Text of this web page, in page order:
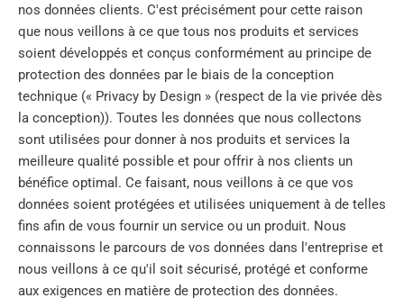
nos données clients. C'est précisément pour cette raison
que nous veillons à ce que tous nos produits et services
soient développés et conçus conformément au principe de
protection des données par le biais de la conception
technique (« Privacy by Design » (respect de la vie privée dès
la conception)). Toutes les données que nous collectons
sont utilisées pour donner à nos produits et services la
meilleure qualité possible et pour offrir à nos clients un
bénéfice optimal. Ce faisant, nous veillons à ce que vos
données soient protégées et utilisées uniquement à de telles
fins afin de vous fournir un service ou un produit. Nous
connaissons le parcours de vos données dans l'entreprise et
nous veillons à ce qu'il soit sécurisé, protégé et conforme
aux exigences en matière de protection des données.